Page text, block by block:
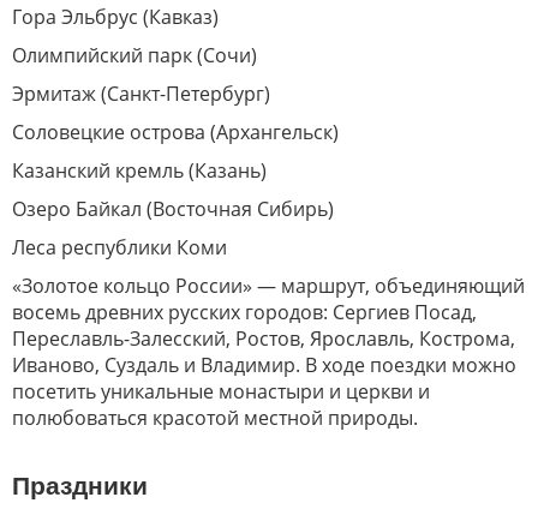
Гора Эльбрус (Кавказ)
Олимпийский парк (Сочи)
Эрмитаж (Санкт-Петербург)
Соловецкие острова (Архангельск)
Казанский кремль (Казань)
Озеро Байкал (Восточная Сибирь)
Леса республики Коми
«Золотое кольцо России» — маршрут, объединяющий
восемь древних русских городов: Сергиев Посад,
Переславль-Залесский, Ростов, Ярославль, Кострома,
Иваново, Суздаль и Владимир. В ходе поездки можно
посетить уникальные монастыри и церкви и
полюбоваться красотой местной природы.
Праздники